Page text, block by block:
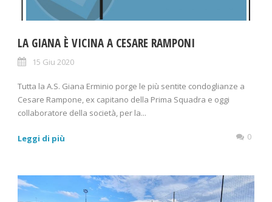
LA GIANA È VICINA A CESARE RAMPONI
15 Giu 2020
Tutta la A.S. Giana Erminio porge le più sentite condoglianze a
Cesare Rampone, ex capitano della Prima Squadra e oggi
collaboratore della società, per la...
Leggi di più 0